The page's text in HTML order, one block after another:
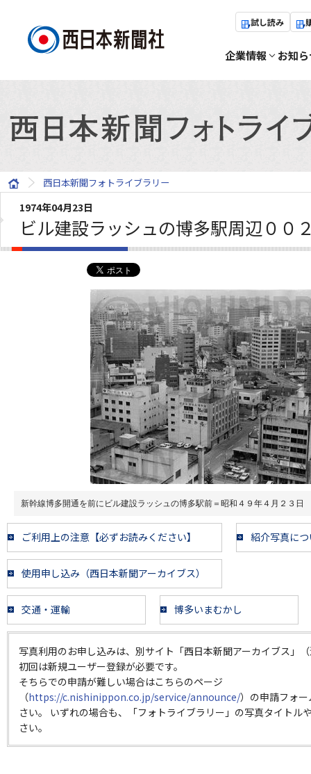
試し読み
企業情報 お知
西日本新聞フォトライブラリー
1974年04月23日
ビル建設ラッシュの博多駅周辺００
新幹線博多開通を前にビル建設ラッシュの博多駅前＝昭和４９年４月２３日
ご利用上の注意【必ずお読みください】 紹介写真に
使用申し込み（西日本新聞アーカイブス）
交通・運輸 博多いまむかし
写真利用のお申し込みは、別サイト「西日本新聞アーカイブス」
初回は新規ユーザー登録が必要です。
そちらでの申請が難しい場合はこちらのページ
（https://c.nishinippon.co.jp/service/announce/）の申請フォ
さい。 いずれの場合も、「フォトライブラリー」の写真タイトル
さい。